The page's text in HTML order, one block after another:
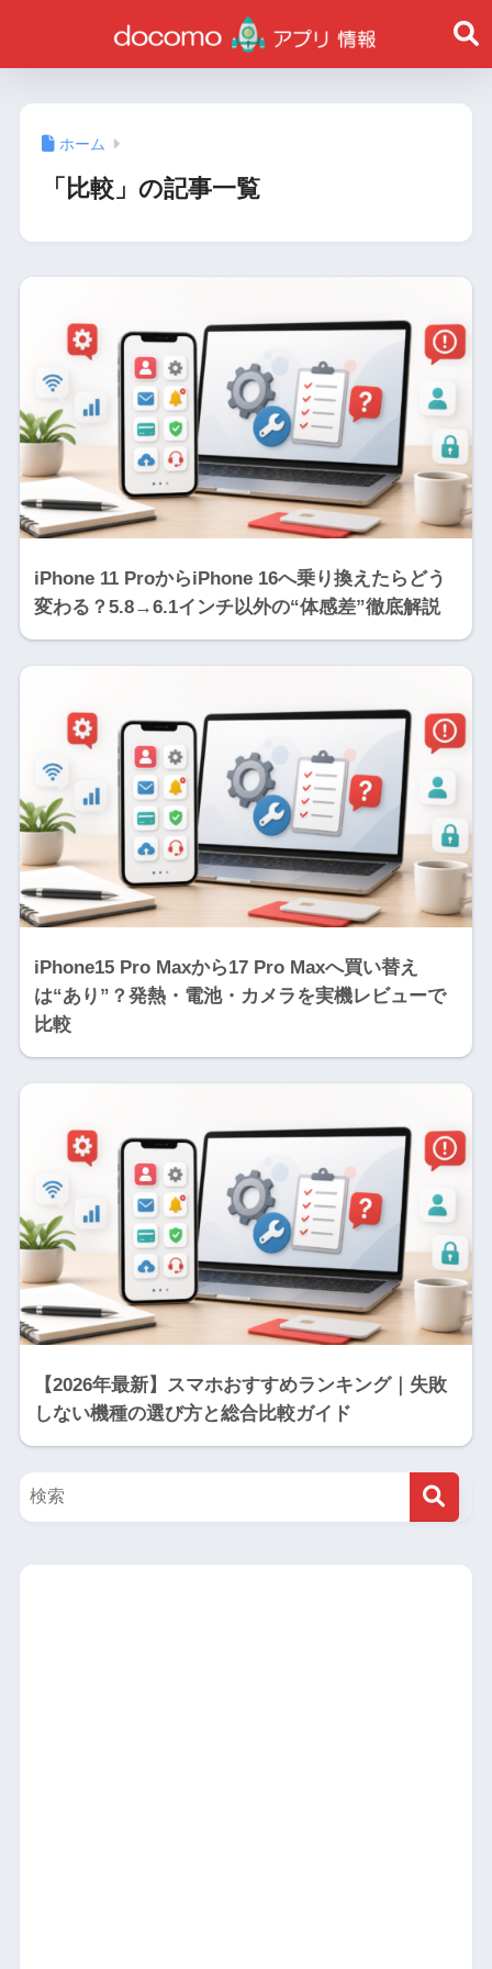
ホーム
「比較」の記事一覧
iPhone 11 ProからiPhone 16へ乗り換えたらどう
変わる？5.8→6.1インチ以外の“体感差”徹底解説
iPhone15 Pro Maxから17 Pro Maxへ買い替え
は“あり”？発熱・電池・カメラを実機レビューで
比較
【2026年最新】スマホおすすめランキング｜失敗
しない機種の選び方と総合比較ガイド